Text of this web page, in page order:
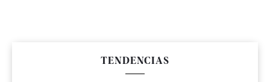
TENDENCIAS